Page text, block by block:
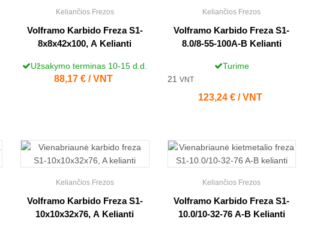
Keliančios Frezos
Volframo Karbido Freza S1-
8x8x42x100, A Kelianti
Užsakymo terminas 10-15 d.d.
Kaina
88,17 € / VNT
Keliančios Frezos
Volframo Karbido Freza S1-
8.0/8-55-100A-B Kelianti
Turime
21 VNT
Kaina
123,24 € / VNT
Keliančios Frezos
Volframo Karbido Freza S1-
10x10x32x76, A Kelianti
Keliančios Frezos
Volframo Karbido Freza S1-
10.0/10-32-76 A-B Kelianti